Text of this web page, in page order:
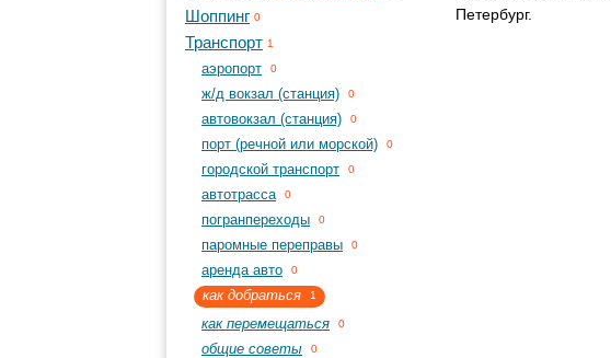
Шоппинг 0
Транспорт 1
aэропорт 0
ж/д вокзал (станция) 0
автовокзал (станция) 0
порт (речной или морской) 0
городской транспорт 0
автотрасса 0
погранпереходы 0
паромные переправы 0
аренда авто 0
как добраться 1
как перемещаться 0
общие советы 0
Петербург.